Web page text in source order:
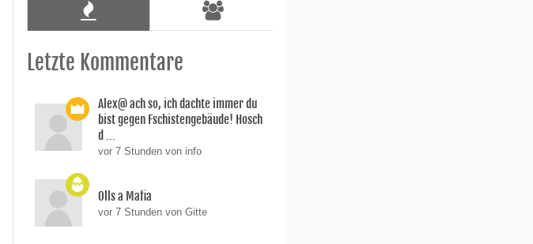
Letzte Kommentare
Alex@ ach so, ich dachte immer du
bist gegen Fschistengebäude! Hosch
d ...
vor 7 Stunden von info
Olls a Mafia
vor 7 Stunden von Gitte